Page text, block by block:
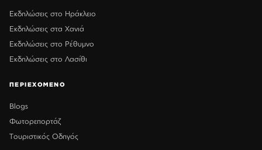
Εκδηλώσεις στο Ηράκλειο
Εκδηλώσεις στα Χανιά
Εκδηλώσεις στο Ρέθυμνο
Εκδηλώσεις στο Λασίθι
ΠΕΡΙΕΧΟΜΕΝΟ
Blogs
Φωτορεπορτάζ
Τουριστικός Οδηγός